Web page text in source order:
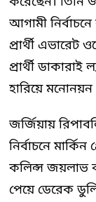
আগামী নির্বাচনে
প্রার্থী এভারেট
প্রার্থী
হারিয়ে মনোনয়ন
জর্জিয়ায়
নির্বাচনে
কলিন্স জয়লাভ
পেয়ে ডেরেক